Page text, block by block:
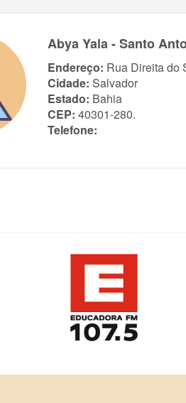
Abya Yala - Santo
Endereço: Rua Direita do
Cidade: Salvador
Estado: Bahia
CEP: 40301-280.
Telefone: